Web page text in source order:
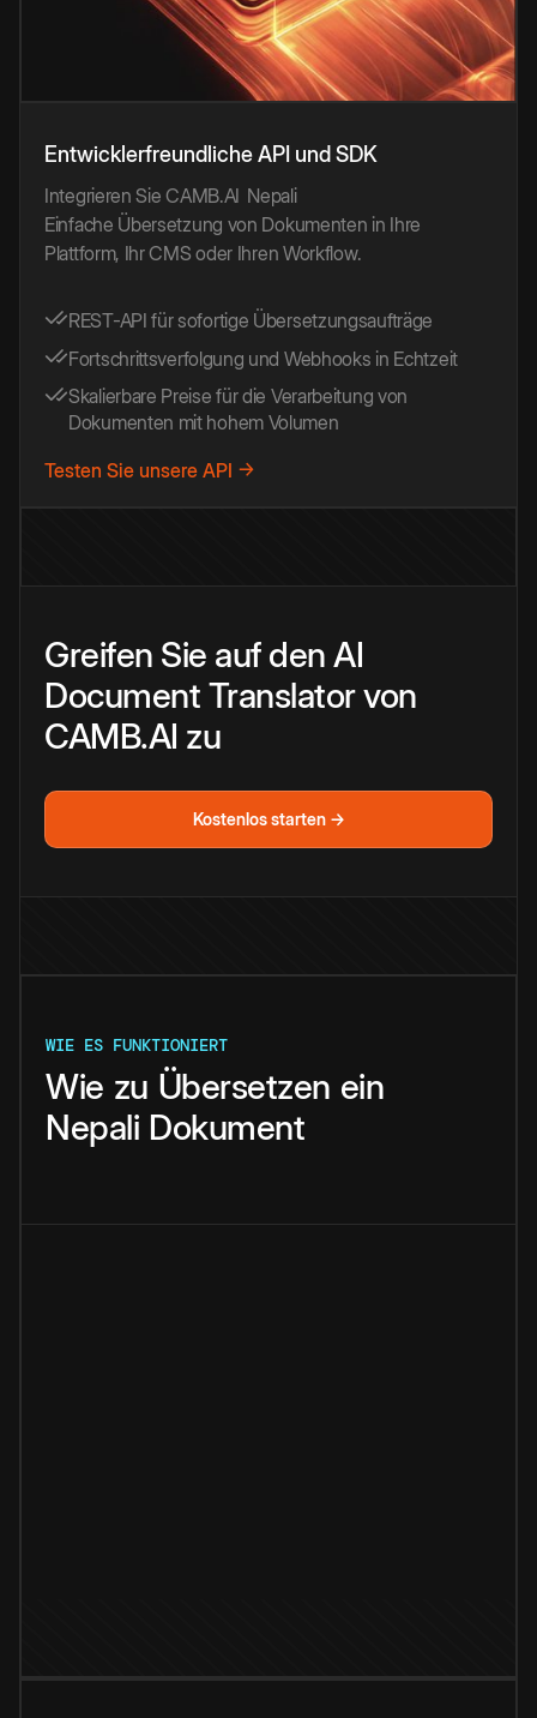
Entwicklerfreundliche API und SDK
Integrieren Sie CAMB.AI Nepali
Einfache Übersetzung von Dokumenten in Ihre
Plattform, Ihr CMS oder Ihren Workflow.
REST-API für sofortige Übersetzungsaufträge
Fortschrittsverfolgung und Webhooks in Echtzeit
Skalierbare Preise für die Verarbeitung von
Dokumenten mit hohem Volumen
Testen Sie unsere API →
Greifen Sie auf den AI
Document Translator von
CAMB.AI zu
Kostenlos starten →
WIE ES FUNKTIONIERT
Wie zu Übersetzen ein
Nepali Dokument